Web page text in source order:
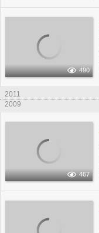
490
2011
2009
467